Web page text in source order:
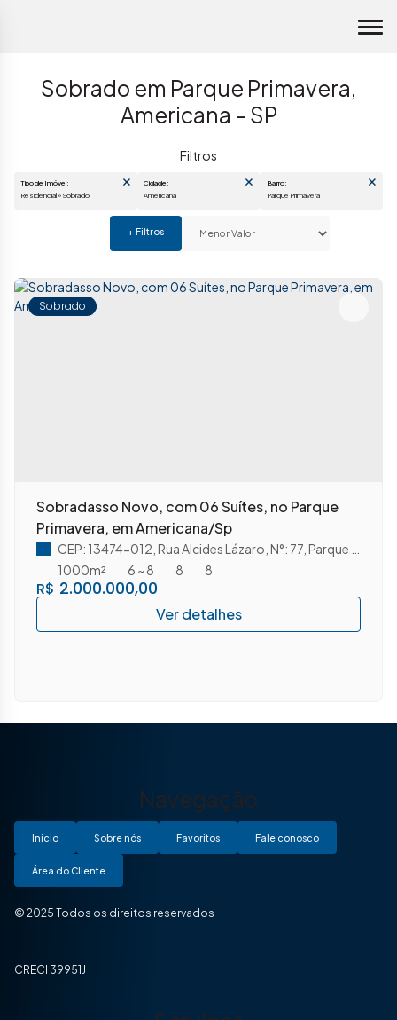
Sobrado em Parque Primavera,
Americana - SP
Americana
Sobrado
Sobradasso Novo, com 06 Suítes, no Parque
Primavera, em Americana/Sp
R$ 2.000.000,00
CEP: 13474-012 Rua Alcides Lázaro N°: 77 Parque Primavera
6 ~ 8
8
1000m² 8
Navegação
Início Sobre nós Favoritos Fale conosco
Área do Cliente
© 2025 Todos os direitos reservados
CRECI 39951J